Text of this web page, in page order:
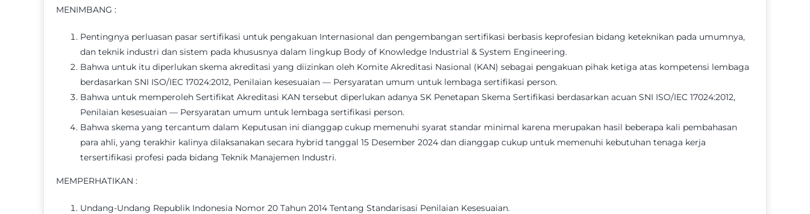
MENIMBANG :
Pentingnya perluasan pasar sertifikasi untuk pengakuan Internasional dan pengembangan sertifikasi berbasis keprofesian bidang keteknikan pada umumnya,
dan teknik industri dan sistem pada khususnya dalam lingkup Body of Knowledge Industrial & System Engineering.
Bahwa untuk itu diperlukan skema akreditasi yang diizinkan oleh Komite Akreditasi Nasional (KAN) sebagai pengakuan pihak ketiga atas kompetensi lembaga
berdasarkan SNI ISO/IEC 17024:2012, Penilaian kesesuaian — Persyaratan umum untuk lembaga sertifikasi person.
Bahwa untuk memperoleh Sertifikat Akreditasi KAN tersebut diperlukan adanya SK Penetapan Skema Sertifikasi berdasarkan acuan SNI ISO/IEC 17024:2012,
Penilaian kesesuaian — Persyaratan umum untuk lembaga sertifikasi person.
Bahwa skema yang tercantum dalam Keputusan ini dianggap cukup memenuhi syarat standar minimal karena merupakan hasil beberapa kali pembahasan
para ahli, yang terakhir kalinya dilaksanakan secara hybrid tanggal 15 Desember 2024 dan dianggap cukup untuk memenuhi kebutuhan tenaga kerja
tersertifikasi profesi pada bidang Teknik Manajemen Industri.
MEMPERHATIKAN :
Undang-Undang Republik Indonesia Nomor 20 Tahun 2014 Tentang Standarisasi Penilaian Kesesuaian.